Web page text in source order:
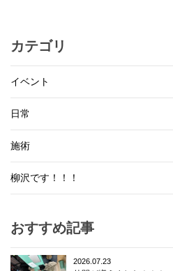
カテゴリ
イベント
日常
施術
柳沢です！！！
おすすめ記事
2026.07.23